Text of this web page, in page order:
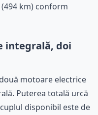
km) conform
integrală, doi
motoare electrice
Puterea totală urcă
cuplul disponibil este de